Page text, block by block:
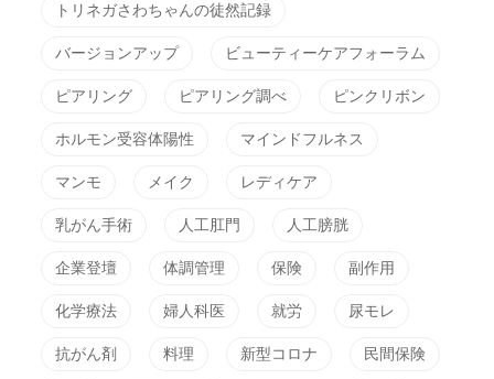
トリネガさわちゃんの徒然記録
バージョンアップ ビューティーケアフォーラム
ピアリング ピアリング調べ ピンクリボン
ホルモン受容体陽性 マインドフルネス
マンモ メイク レディケア
乳がん手術 人工肛門 人工膀胱
企業登壇 体調管理 保険 副作用
化学療法 婦人科医 就労 尿モレ
抗がん剤 料理 新型コロナ 民間保険